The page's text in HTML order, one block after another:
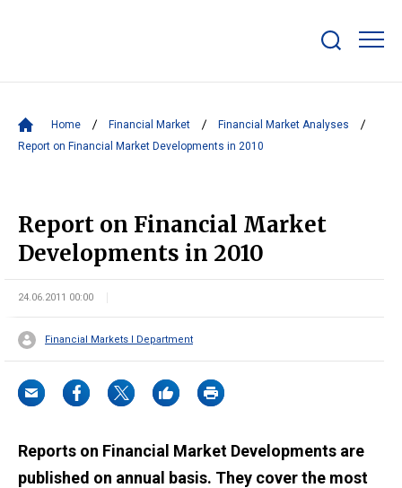
bar
Home Financial Market
Financial Market Analyses
Report on Financial Market Developments in 2010
Report on Financial Market
Developments in 2010
24.06.2011 00:00
Financial Markets I Department
Reports on Financial Market Developments are
published on annual basis. They cover the most